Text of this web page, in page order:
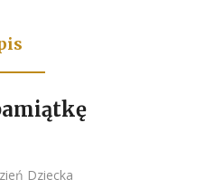
Dziecka